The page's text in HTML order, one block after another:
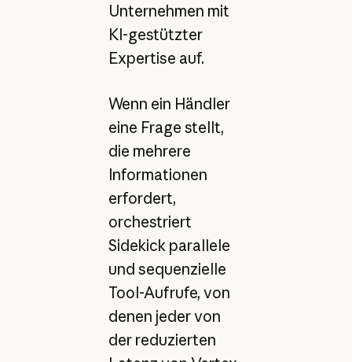
Unternehmen mit
KI-gestützter
Expertise auf.
Wenn ein Händler
eine Frage stellt,
die mehrere
Informationen
erfordert,
orchestriert
Sidekick parallele
und sequenzielle
Tool-Aufrufe, von
denen jeder von
der reduzierten